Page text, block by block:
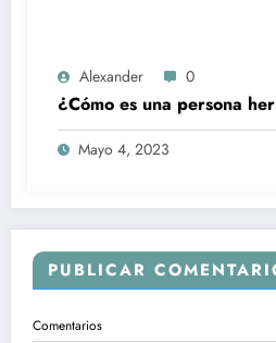
Alexander 0
¿Cómo es una persona
Mayo 4, 2023
PUBLICAR
Comentarios